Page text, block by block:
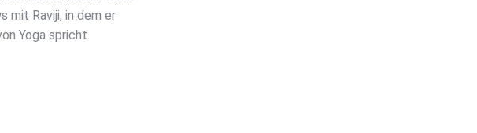
mit Raviji, in dem er
Yoga spricht.